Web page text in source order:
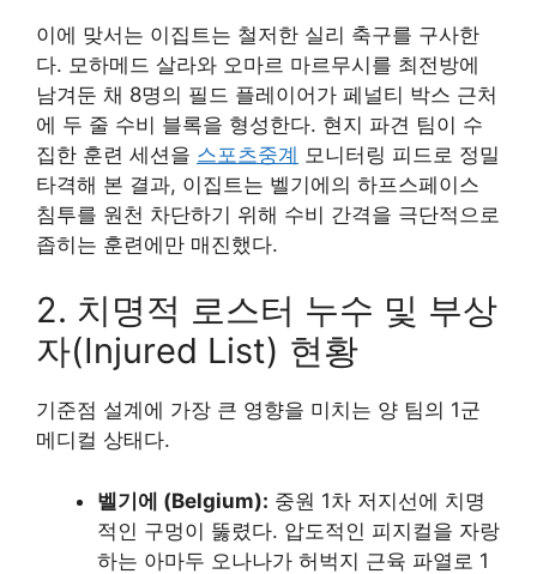
이에 맞서는 이집트는 철저한 실리 축구를 구사한
다. 모하메드 살라와 오마르 마르무시를 최전방에
남겨둔 채 8명의 필드 플레이어가 페널티 박스 근처
에 두 줄 수비 블록을 형성한다. 현지 파견 팀이 수
집한 훈련 세션을 스포츠중계 모니터링 피드로 정밀
타격해 본 결과, 이집트는 벨기에의 하프스페이스
침투를 원천 차단하기 위해 수비 간격을 극단적으로
좁히는 훈련에만 매진했다.
2. 치명적 로스터 누수 및 부상
자(Injured List) 현황
기준점 설계에 가장 큰 영향을 미치는 양 팀의 1군
메디컬 상태다.
벨기에 (Belgium): 중원 1차 저지선에 치명
적인 구멍이 뚫렸다. 압도적인 피지컬을 자랑
하는 아마두 오나나가 허벅지 근육 파열로 1